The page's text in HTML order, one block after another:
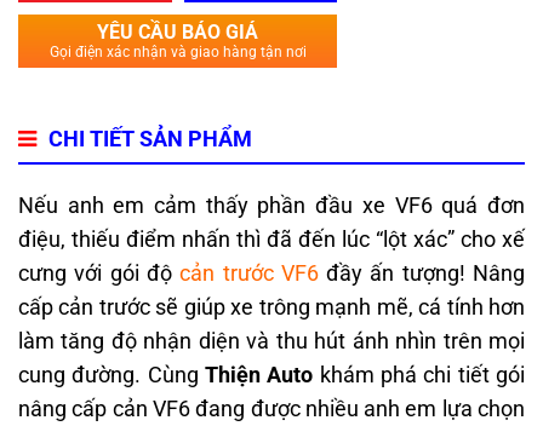
YÊU CẦU BÁO GIÁ
Gọi điện xác nhận và giao hàng tận nơi
CHI TIẾT SẢN PHẨM
Nếu anh em cảm thấy phần đầu xe VF6 quá đơn
điệu, thiếu điểm nhấn thì đã đến lúc “lột xác” cho xế
cưng với gói độcản trước VF6đầy ấn tượng! Nâng
cấp cản trước sẽ giúp xe trông mạnh mẽ, cá tính hơn
làm tăng độ nhận diện và thu hút ánh nhìn trên mọi
cung đường. Cùng Thiện Auto khám phá chi tiết gói
nâng cấp cản VF6 đang được nhiều anh em lựa chọn